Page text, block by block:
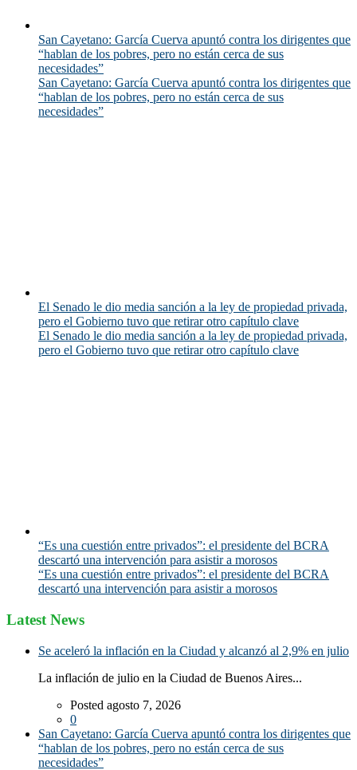
San Cayetano: García Cuerva apuntó contra los dirigentes que
“hablan de los pobres, pero no están cerca de sus
necesidades”
San Cayetano: García Cuerva apuntó contra los dirigentes que
“hablan de los pobres, pero no están cerca de sus
necesidades”
El Senado le dio media sanción a la ley de propiedad privada,
pero el Gobierno tuvo que retirar otro capítulo clave
El Senado le dio media sanción a la ley de propiedad privada,
pero el Gobierno tuvo que retirar otro capítulo clave
“Es una cuestión entre privados”: el presidente del BCRA
descartó una intervención para asistir a morosos
“Es una cuestión entre privados”: el presidente del BCRA
descartó una intervención para asistir a morosos
Latest News
Se aceleró la inflación en la Ciudad y alcanzó al 2,9% en julio
La inflación de julio en la Ciudad de Buenos Aires...
Posted agosto 7, 2026
0
San Cayetano: García Cuerva apuntó contra los dirigentes que
“hablan de los pobres, pero no están cerca de sus
necesidades”